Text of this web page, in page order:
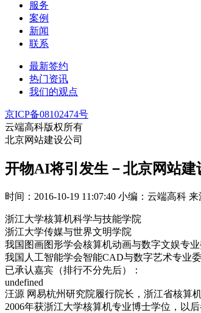
服务
案例
新闻
联系
最新签约
热门资讯
我们的观点
京ICP备08102474号
云端高科版权所有
北京网站建设公司
开物AI将引发生－北京网站建
时间：2016-10-19 11:07:40 小编：云端高科 来
浙江大学核算机科学与技能学院
浙江大学传媒与世界文明学院
我国图画图形学会核算机动画与数字文娱专
我国人工智能学会智能CAD与数字艺术专业
已承认嘉宾（排行不分先后）：
undefined
汪源 网易杭州研究院履行院长，浙江省核算
2006年获浙江大学核算机专业博士学位，以